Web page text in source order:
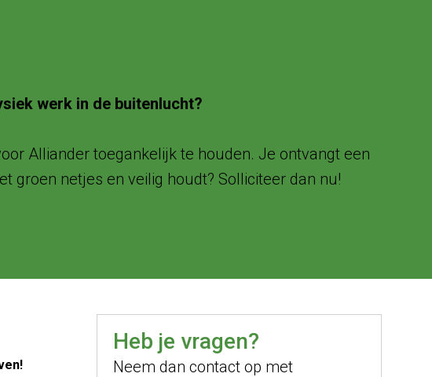
werk in de buitenlucht?
Alliander toegankelijk te houden. Je ontvangt een
groen netjes en veilig houdt? Solliciteer dan nu!
Heb je vragen?
Neem dan contact op met